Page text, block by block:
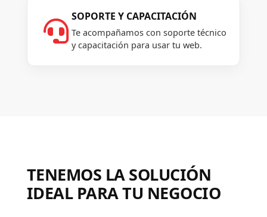

SOPORTE Y CAPACITACIÓN
Te acompañamos con soporte técnico
y capacitación para usar tu web.
TENEMOS LA SOLUCIÓN
IDEAL PARA TU NEGOCIO